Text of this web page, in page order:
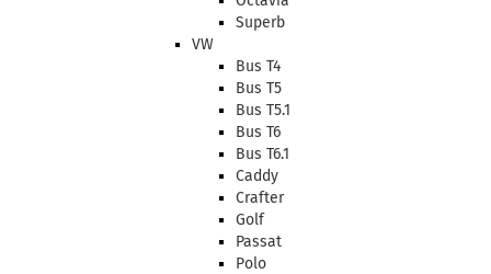
Superb
VW
Bus T4
Bus T5
Bus T5.1
Bus T6
Bus T6.1
Caddy
Crafter
Golf
Passat
Polo